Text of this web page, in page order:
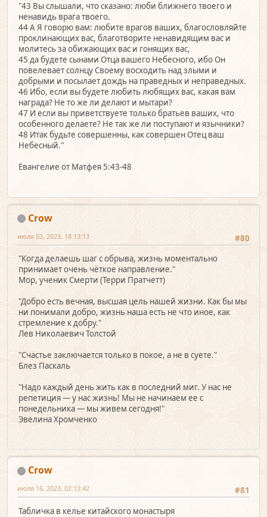
"43 Вы слышали, что сказано: люби ближнего твоего и
ненавидь врага твоего.
44 А Я говорю вам: любите врагов ваших, благословляйте
проклинающих вас, благотворите ненавидящим вас и
молитесь за обижающих вас и гонящих вас,
45 да будете сынами Отца вашего Небесного, ибо Он
повелевает солнцу Своему восходить над злыми и
добрыми и посылает дождь на праведных и неправедных.
46 Ибо, если вы будете любить любящих вас, какая вам
награда? Не то же ли делают и мытари?
47 И если вы приветствуете только братьев ваших, что
особенного делаете? Не так же ли поступают и язычники?
48 Итак будьте совершенны, как совершен Отец ваш
Небесный."
Евангелие от Матфея 5:43-48
Crow
#80
июля 03, 2023, 18:13:13
"Когда делаешь шаг с обрыва, жизнь моментально
принимает очень чёткое направление."
Мор, ученик Смерти (Терри Пратчетт)
"Добро есть вечная, высшая цель нашей жизни. Как бы мы
ни понимали добро, жизнь наша есть не что иное, как
стремление к добру."
Лев Николаевич Толстой
"Счастье заключается только в покое, а не в суете."
Блез Паскаль
"Надо каждый день жить как в последний миг. У нас не
репетиция — у нас жизнь! Мы не начинаем ее с
понедельника — мы живем сегодня!"
Эвелина Хромченко
Crow
#81
июля 16, 2023, 02:12:42
Табличка в келье китайского монастыря